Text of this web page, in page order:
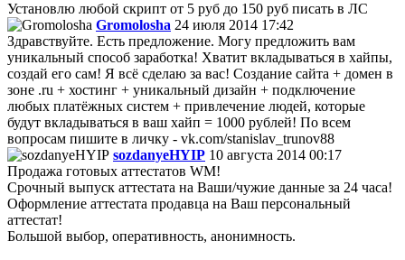
Установлю любой скрипт от 5 руб до 150 руб писать в ЛС
Gromolosha 24 июля 2014 17:42
Здравствуйте. Есть предложение. Могу предложить вам
уникальный способ заработка! Хватит вкладываться в хайпы,
создай его сам! Я всё сделаю за вас! Создание сайта + домен в
зоне .ru + хостинг + уникальный дизайн + подключение
любых платёжных систем + привлечение людей, которые
будут вкладываться в ваш хайп = 1000 рублей! По всем
вопросам пишите в личку - vk.com/stanislav_trunov88
sozdanyeHYIP 10 августа 2014 00:17
Продажа готовых аттестатов WM!
Срочный выпуск аттестата на Ваши/чужие данные за 24 часа!
Оформление аттестата продавца на Ваш персональный
аттестат!
Большой выбор, оперативность, анонимность.